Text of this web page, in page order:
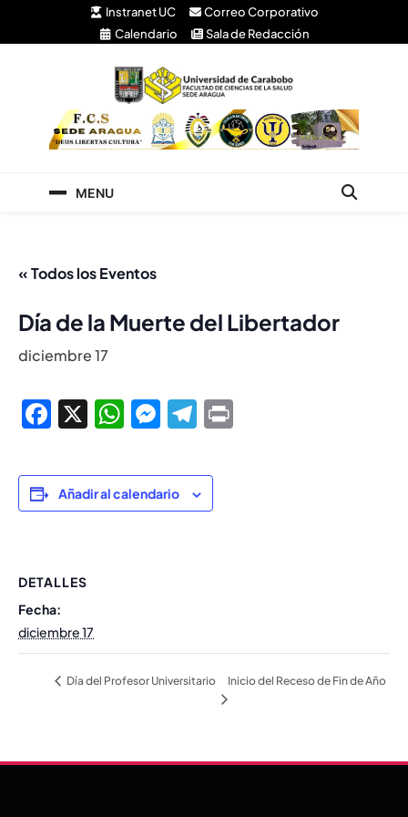
Instranet UC
Correo Corporativo
Calendario
Sala de Redacción
Facultad de Ciencias
Universidad de Carabobo Núcleo Aragua
MENU
« Todos los Eventos
Día de la Muerte del Libertador
diciembre 17
Facebook
X WhatsApp
Messenger
Telegram
Añadir al calendario
DETALLES
Fecha:
diciembre 17
Día del Profesor Universitario Inicio del Receso de Fin de Año